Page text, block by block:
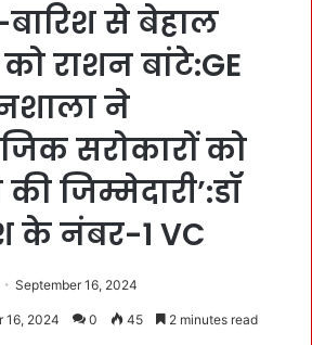
से बेहाल
राशन बांटे:GE
ने
सरोकारों को
जिम्मेदारी’:डॉ
के नंबर-1 VC
September 16, 2024
16, 2024 0 45 2 minutes read